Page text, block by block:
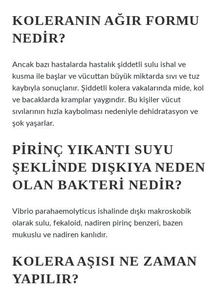
KOLERANIN AĞIR FORMU
NEDIR?
Ancak bazı hastalarda hastalık şiddetli sulu ishal ve
kusma ile başlar ve vücuttan büyük miktarda sıvı ve tuz
kaybıyla sonuçlanır. Şiddetli kolera vakalarında mide, kol
ve bacaklarda kramplar yaygındır. Bu kişiler vücut
sıvılarının hızla kaybolması nedeniyle dehidratasyon ve
şok yaşarlar.
PIRINÇ YIKANTI SUYU
ŞEKLINDE DIŞKIYA NEDEN
OLAN BAKTERI NEDIR?
Vibrio parahaemolyticus ishalinde dışkı makroskobik
olarak sulu, fekaloid, nadiren pirinç benzeri, bazen
mukuslu ve nadiren kanlıdır.
KOLERA AŞISI NE ZAMAN
YAPILIR?